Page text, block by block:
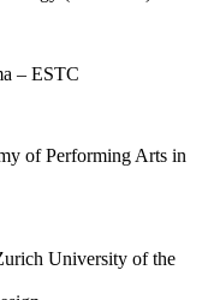
– ESTC
of Performing Arts in
University of the